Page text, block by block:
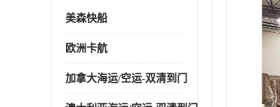
美森快船
欧洲卡航
加拿大海运/空运-双清到门